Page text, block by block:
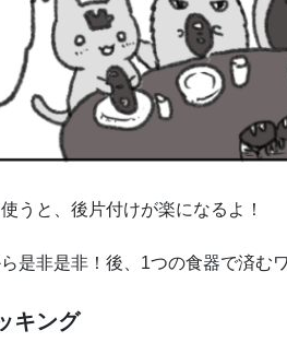
うと、後片付けが楽になるよ！
是非是非！後、1つの食器で済む
キング